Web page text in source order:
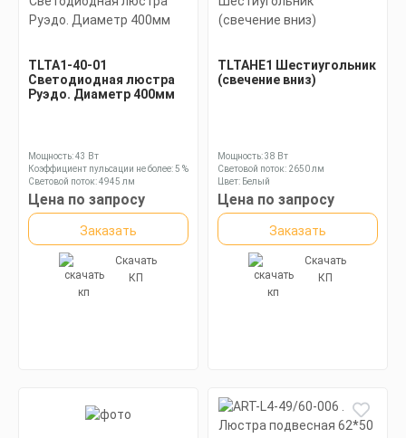
TLTA1-40-01
Светодиодная люстра
Руэдо. Диаметр 400мм
Мощность: 43 Вт
Коэффициент пульсации не более: 5 %
Световой поток: 4945 лм
Цена по запросу
Заказать
Скачать
КП
TLTAHE1 Шестиугольник
(свечение вниз)
Мощность: 38 Вт
Световой поток: 2650 лм
Цвет: Белый
Цена по запросу
Заказать
Скачать
КП